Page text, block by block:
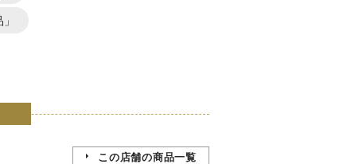
この店舗の商品一覧